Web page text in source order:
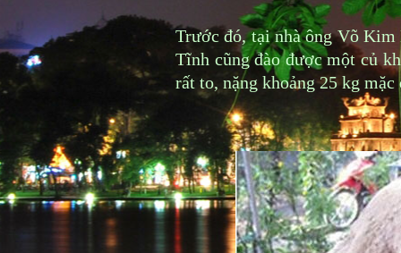
Trước đó, tại nhà ông Võ
Tĩnh cũng đào được một củ
rất to, nặng khoảng 25 kg